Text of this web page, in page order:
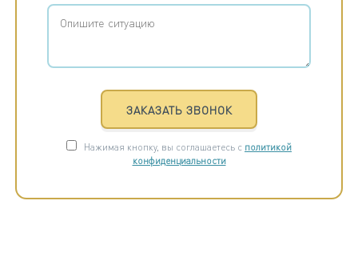
ЗАКАЗАТЬ ЗВОНОК
Нажимая кнопку, вы соглашаетесь с политикой
конфиденциальности